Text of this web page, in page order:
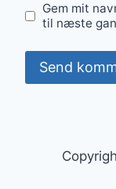
Gem mit
til næste